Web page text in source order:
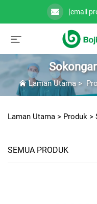
[email
Laman Utama>
Laman Utama > Produk >
SEMUA PRODUK